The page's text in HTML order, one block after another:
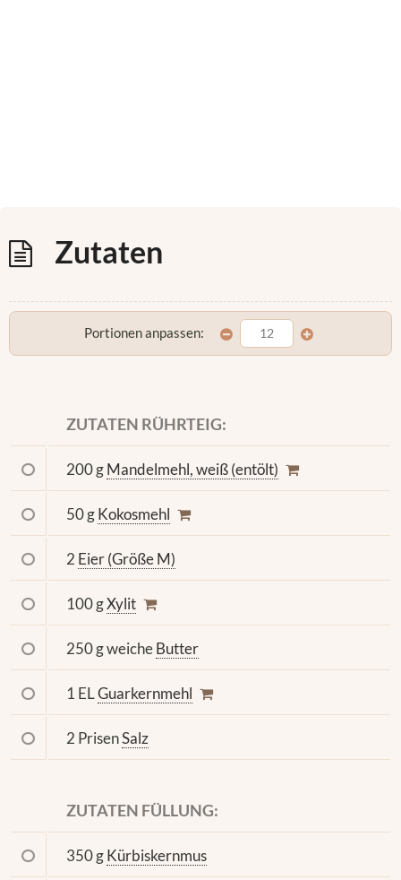
Zutaten
Portionen anpassen:
ZUTATEN RÜHRTEIG:
200 gMandelmehl, weiß (entölt)
50 gKokosmehl
2 Eier (Größe M)
100 gXylit
250 g weicheButter
1 ELGuarkernmehl
2 PrisenSalz
ZUTATEN FÜLLUNG:
350 gKürbiskernmus